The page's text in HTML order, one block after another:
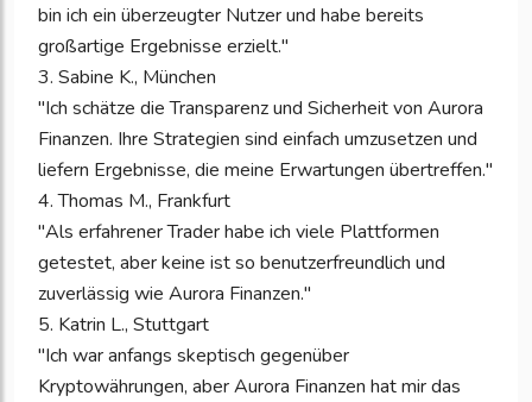
bin ich ein überzeugter Nutzer und habe bereits
großartige Ergebnisse erzielt."
3. Sabine K., München
"Ich schätze die Transparenz und Sicherheit von Aurora
Finanzen. Ihre Strategien sind einfach umzusetzen und
liefern Ergebnisse, die meine Erwartungen übertreffen."
4. Thomas M., Frankfurt
"Als erfahrener Trader habe ich viele Plattformen
getestet, aber keine ist so benutzerfreundlich und
zuverlässig wie Aurora Finanzen."
5. Katrin L., Stuttgart
"Ich war anfangs skeptisch gegenüber
Kryptowährungen, aber Aurora Finanzen hat mir das